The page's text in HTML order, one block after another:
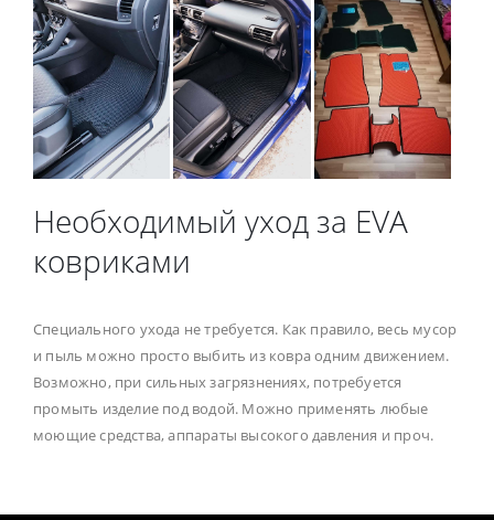
Необходимый уход за EVA
ковриками
Специального ухода не требуется. Как правило, весь мусор
и пыль можно просто выбить из ковра одним движением.
Возможно, при сильных загрязнениях, потребуется
промыть изделие под водой. Можно применять любые
моющие средства, аппараты высокого давления и проч.